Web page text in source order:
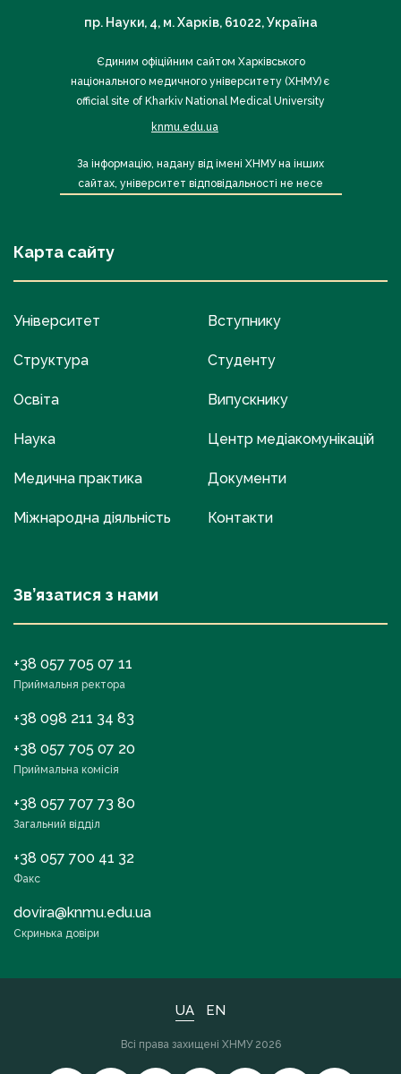
пр. Науки, 4, м. Харків, 61022, Україна
Єдиним офіційним сайтом Харківського
національного медичного університету (ХНМУ) є
official site of Kharkiv National Medical University
knmu.edu.ua
За інформацію, надану від імені ХНМУ на інших
сайтах, університет відповідальності не несе
Карта сайту
Університет
Структура
Освіта
Наука
Медична практика
Міжнародна діяльність
Вступнику
Студенту
Випускнику
Центр медіакомунікацій
Документи
Контакти
Зв’язатися з нами
+38 057 705 07 11
Приймальня ректора
+38 098 211 34 83
+38 057 705 07 20
Приймальна комісія
+38 057 707 73 80
Загальний відділ
+38 057 700 41 32
Факс
dovira@knmu.edu.ua
Скринька довіри
UA EN
Всі права захищені ХНМУ 2026